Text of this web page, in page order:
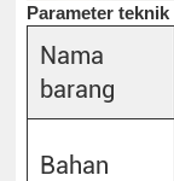
Parameter teknik
Nama
barang
Bahan